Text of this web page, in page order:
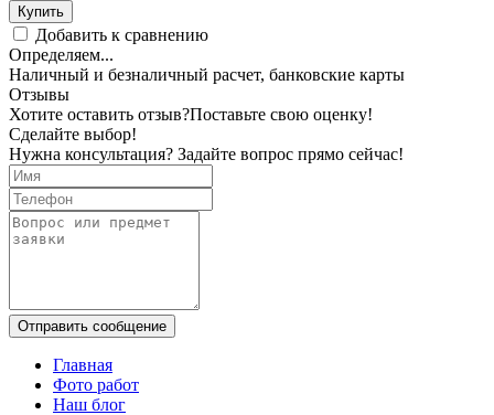
Купить
Добавить к сравнению
Определяем...
Наличный и безналичный расчет, банковские карты
Отзывы
Хотите оставить отзыв?Поставьте свою оценку!
Сделайте выбор!
Нужна консультация? Задайте вопрос прямо сейчас!
Отправить сообщение
Главная
Фото работ
Наш блог